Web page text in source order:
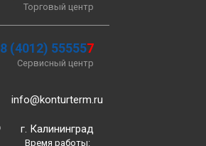
Торговый центр
8 (4012) 555557
Сервисный центр
info@konturterm.ru
г. Калининград
Время работы: